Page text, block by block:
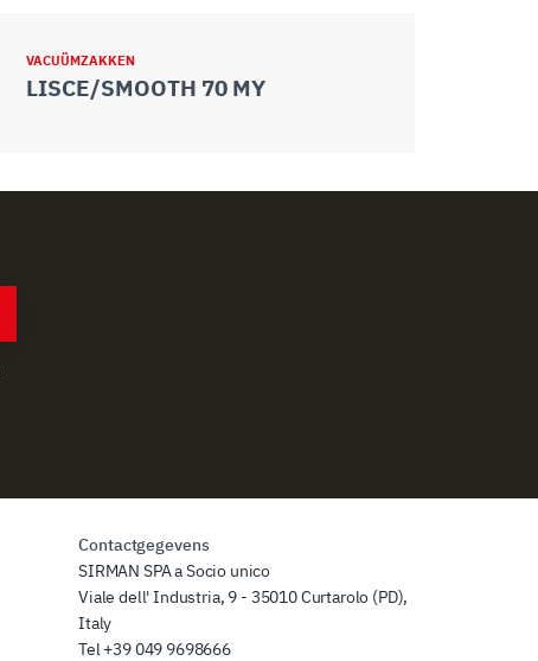
VACUÜMZAKKEN
LISCE/SMOOTH 70 MY
Contactgegevens
SIRMAN SPA a Socio unico
Viale dell' Industria, 9 - 35010 Curtarolo (PD),
Italy
Tel+39 049 9698666